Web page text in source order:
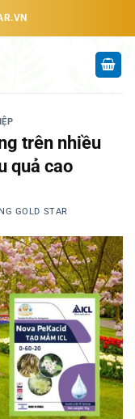
trên nhiều
quả cao
GOLD STAR